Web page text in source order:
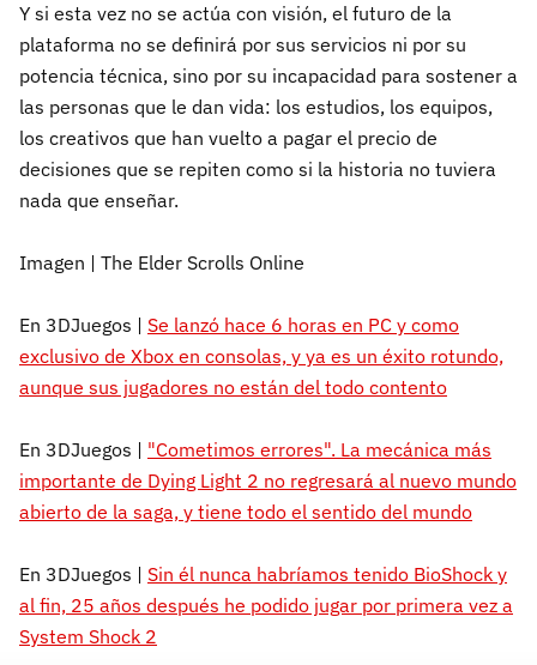
Y si esta vez no se actúa con visión, el futuro de la
plataforma no se definirá por sus servicios ni por su
potencia técnica, sino por su incapacidad para sostener a
las personas que le dan vida: los estudios, los equipos,
los creativos que han vuelto a pagar el precio de
decisiones que se repiten como si la historia no tuviera
nada que enseñar.
Imagen | The Elder Scrolls Online
En 3DJuegos | Se lanzó hace 6 horas en PC y como
exclusivo de Xbox en consolas, y ya es un éxito rotundo,
aunque sus jugadores no están del todo contento
En 3DJuegos | "Cometimos errores". La mecánica más
importante de Dying Light 2 no regresará al nuevo mundo
abierto de la saga, y tiene todo el sentido del mundo
En 3DJuegos | Sin él nunca habríamos tenido BioShock y
al fin, 25 años después he podido jugar por primera vez a
System Shock 2